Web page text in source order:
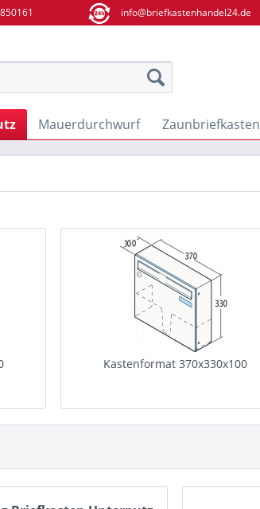
info@briefkastenhandel24.de
Mauerdurchwurf Zaunbriefkasten
Kastenformat 370x330x100